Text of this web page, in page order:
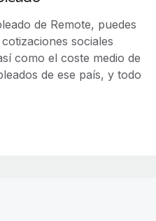
de Remote, puedes
sociales
como el coste medio de
de ese país, y todo